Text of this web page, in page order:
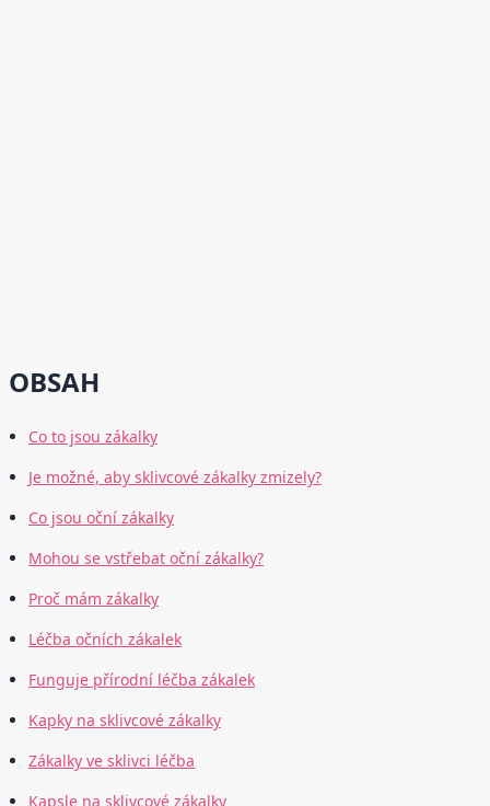
OBSAH
Co to jsou zákalky
Je možné, aby sklivcové zákalky zmizely?
Co jsou oční zákalky
Mohou se vstřebat oční zákalky?
Proč mám zákalky
Léčba očních zákalek
Funguje přírodní léčba zákalek
Kapky na sklivcové zákalky
Zákalky ve sklivci léčba
Kapsle na sklivcové zákalky